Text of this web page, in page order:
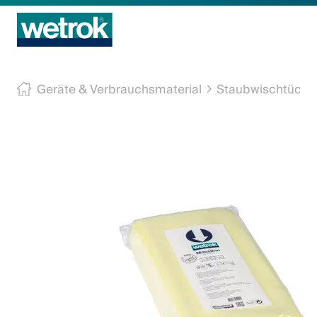
Reinigungsprodukte
Geräte & Verbrauchsmaterial